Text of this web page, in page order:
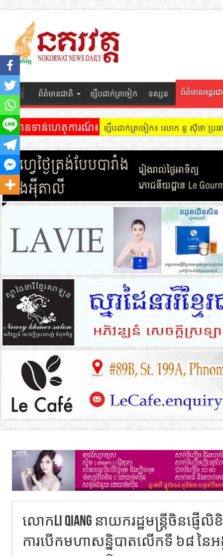
ព័ត៌មានជាតិ ខ្សឹបដាក់ត្រចៀក ទស្សនៈ ព័ត៌មានអន្តរជ
ព័ត៌មានទាន់ហេតុការណ៍៖ ខ្សឹបដាក់ត្រចៀក ៖ អគារ Sky 31
លោកLi Qiang នាយករដ្ឋមន្រ្តីចិនផ្ញ
ការបើកមហាសន្និបាតលើកទី ៦៨ នៃអ